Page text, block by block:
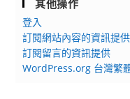
其他操作
登入
訂閱網站內容的資訊提供
訂閱留言的資訊提供
WordPress.org 台灣繁